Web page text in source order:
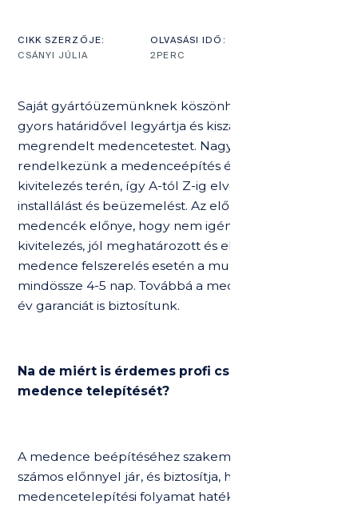
CIKK SZERZŐJE:
OLVASÁSI IDŐ:
CSÁNYI JÚLIA
2PERC
Saját gyártóüzemünknek köszönhetően cégünk
gyors határidővel legyártja és kiszállítja a
megrendelt medencetestet. Nagy tapasztalattal
rendelkezünk a medenceépítés és a komplett
kivitelezés terén, így A-tól Z-ig elvégezzük a teljes
installálást és beüzemelést. Az előre gyártott
medencék előnye, hogy nem igényel hónapokat a
kivitelezés, jól meghatározott és előkészített
medence felszerelés esetén a munkafolyamat
mindössze 4-5 nap. Továbbá a medence testre 20
év garanciát is biztosítunk.
Na de miért is érdemes profi csapatra bízni a
medence telepítését?
A medence beépítéséhez szakember kiválasztása
számos előnnyel jár, és biztosítja, hogy a
medencetelepítési folyamat hatékonyan,